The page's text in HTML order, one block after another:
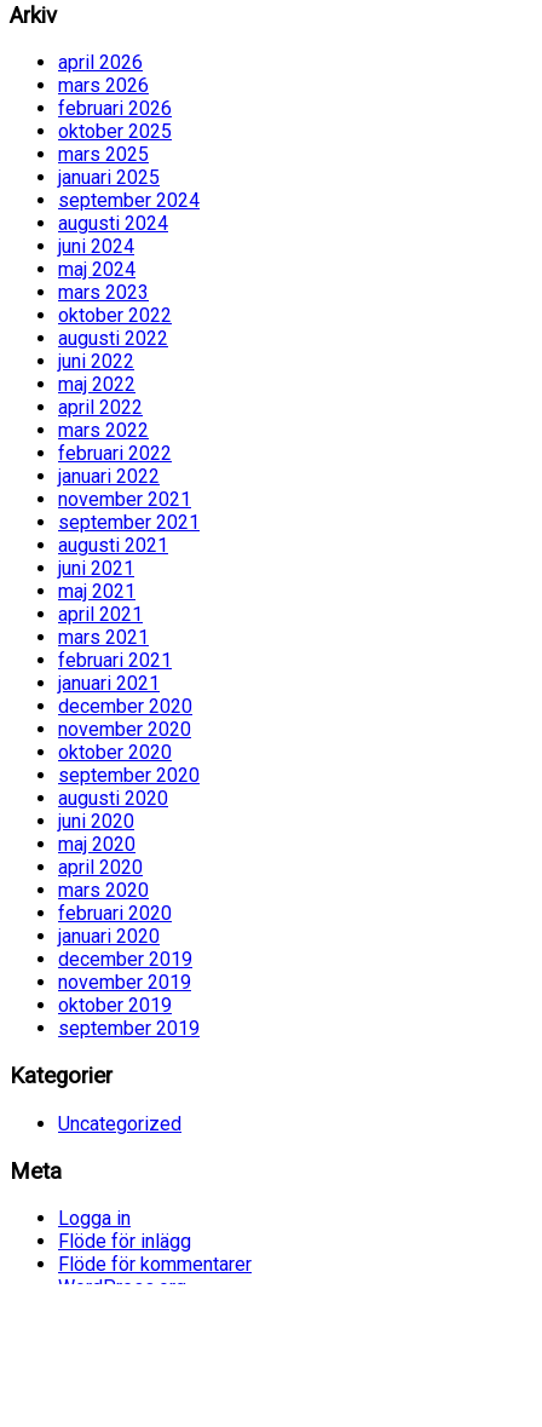
Arkiv
april 2026
mars 2026
februari 2026
oktober 2025
mars 2025
januari 2025
september 2024
augusti 2024
juni 2024
maj 2024
mars 2023
oktober 2022
augusti 2022
juni 2022
maj 2022
april 2022
mars 2022
februari 2022
januari 2022
november 2021
september 2021
augusti 2021
juni 2021
maj 2021
april 2021
mars 2021
februari 2021
januari 2021
december 2020
november 2020
oktober 2020
september 2020
augusti 2020
juni 2020
maj 2020
april 2020
mars 2020
februari 2020
januari 2020
december 2019
november 2019
oktober 2019
september 2019
Kategorier
Uncategorized
Meta
Logga in
Flöde för inlägg
Flöde för kommentarer
WordPress.org